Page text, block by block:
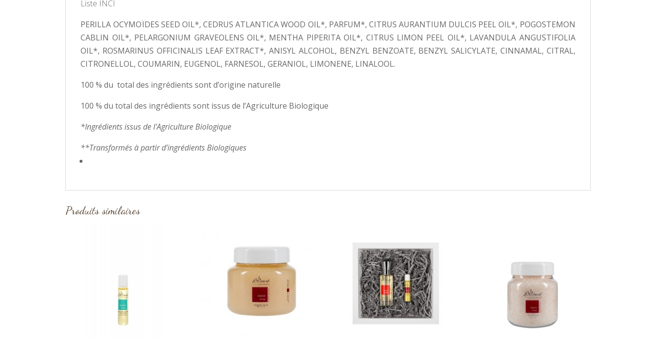
Liste INCI
PERILLA OCYMOÏDES SEED OIL*, CEDRUS ATLANTICA WOOD OIL*, PARFUM*, CITRUS AURANTIUM DULCIS PEEL OIL*, POGOSTEMON
CABLIN OIL*, PELARGONIUM GRAVEOLENS OIL*, MENTHA PIPERITA OIL*, CITRUS LIMON PEEL OIL*, LAVANDULA ANGUSTIFOLIA
OIL*, ROSMARINUS OFFICINALIS LEAF EXTRACT*, ANISYL ALCOHOL, BENZYL BENZOATE, BENZYL SALICYLATE, CINNAMAL, CITRAL,
CITRONELLOL, COUMARIN, EUGENOL, FARNESOL, GERANIOL, LIMONENE, LINALOOL.
100 % du total des ingrédients sont d’origine naturelle
100 % du total des ingrédients sont issus de l’Agriculture Biologique
*Ingrédients issus de l'Agriculture Biologique
**Transformés à partir d’ingrédients Biologiques
Produits similaires